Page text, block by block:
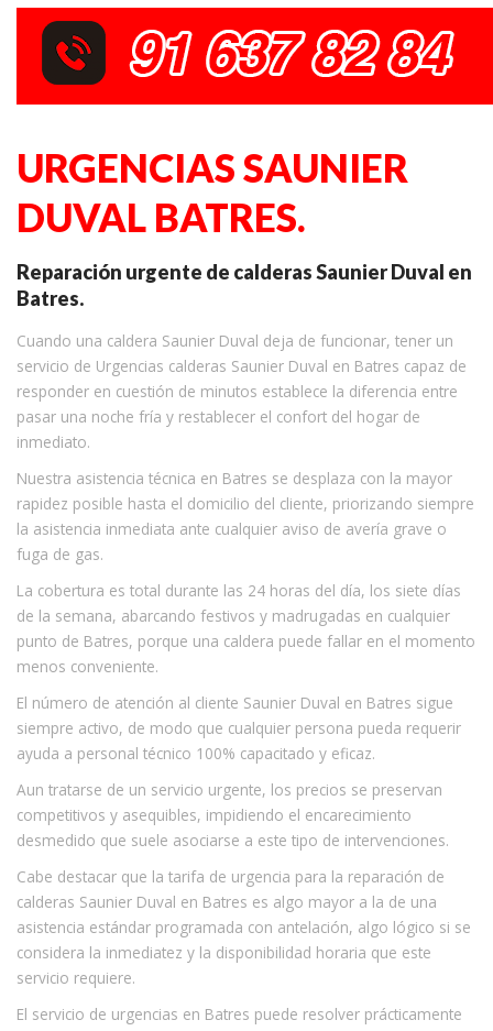
URGENCIAS SAUNIER
DUVAL BATRES.
Reparación urgente de calderas Saunier Duval en
Batres.
Cuando una caldera Saunier Duval deja de funcionar, tener un
servicio de Urgencias calderas Saunier Duval en Batres capaz de
responder en cuestión de minutos establece la diferencia entre
pasar una noche fría y restablecer el confort del hogar de
inmediato.
Nuestra asistencia técnica en Batres se desplaza con la mayor
rapidez posible hasta el domicilio del cliente, priorizando siempre
la asistencia inmediata ante cualquier aviso de avería grave o
fuga de gas.
La cobertura es total durante las 24 horas del día, los siete días
de la semana, abarcando festivos y madrugadas en cualquier
punto de Batres, porque una caldera puede fallar en el momento
menos conveniente.
El número de atención al cliente Saunier Duval en Batres sigue
siempre activo, de modo que cualquier persona pueda requerir
ayuda a personal técnico 100% capacitado y eficaz.
Aun tratarse de un servicio urgente, los precios se preservan
competitivos y asequibles, impidiendo el encarecimiento
desmedido que suele asociarse a este tipo de intervenciones.
Cabe destacar que la tarifa de urgencia para la reparación de
calderas Saunier Duval en Batres es algo mayor a la de una
asistencia estándar programada con antelación, algo lógico si se
considera la inmediatez y la disponibilidad horaria que este
servicio requiere.
El servicio de urgencias en Batres puede resolver prácticamente